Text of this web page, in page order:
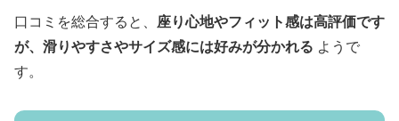
口コミを総合すると、 座り心地やフィット感は高評価です
が、滑りやすさやサイズ感には好みが分かれる ようで
す。